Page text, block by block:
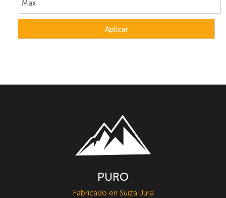
PURO
Fabricado en Suiza Jura